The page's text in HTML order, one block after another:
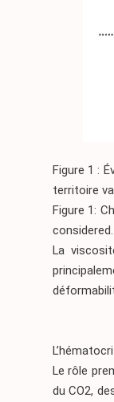
Figure 1 :
territoire
Figure 1:
considered.
La
Le rôle
du CO2,